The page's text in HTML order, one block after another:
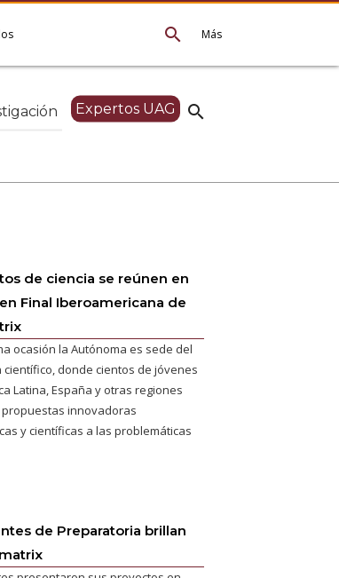
Más
search
search
Expertos UAG
de ciencia se reúnen en
Final Iberoamericana de
ocasión la Autónoma es sede del
científico, donde cientos de jóvenes
Latina, España y otras regiones
innovadoras
y científicas a las problemáticas
de Preparatoria brillan